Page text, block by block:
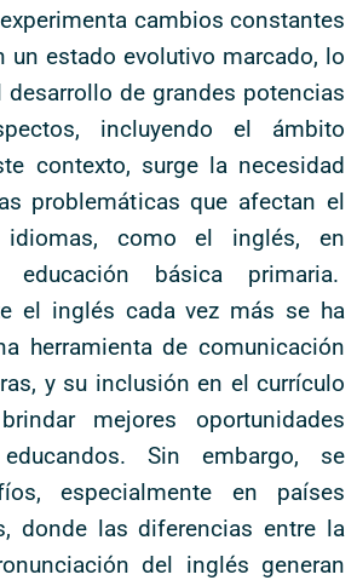
cambios constantes
un estado evolutivo marcado, lo
desarrollo de grandes potencias
incluyendo el ámbito
contexto, surge la necesidad
problemáticas que afectan el
idiomas, como el inglés, en
educación básica primaria.
el inglés cada vez más se ha
herramienta de comunicación
y su inclusión en el currículo
mejores oportunidades
Sin embargo, se
especialmente en países
donde las diferencias entre la
del inglés generan